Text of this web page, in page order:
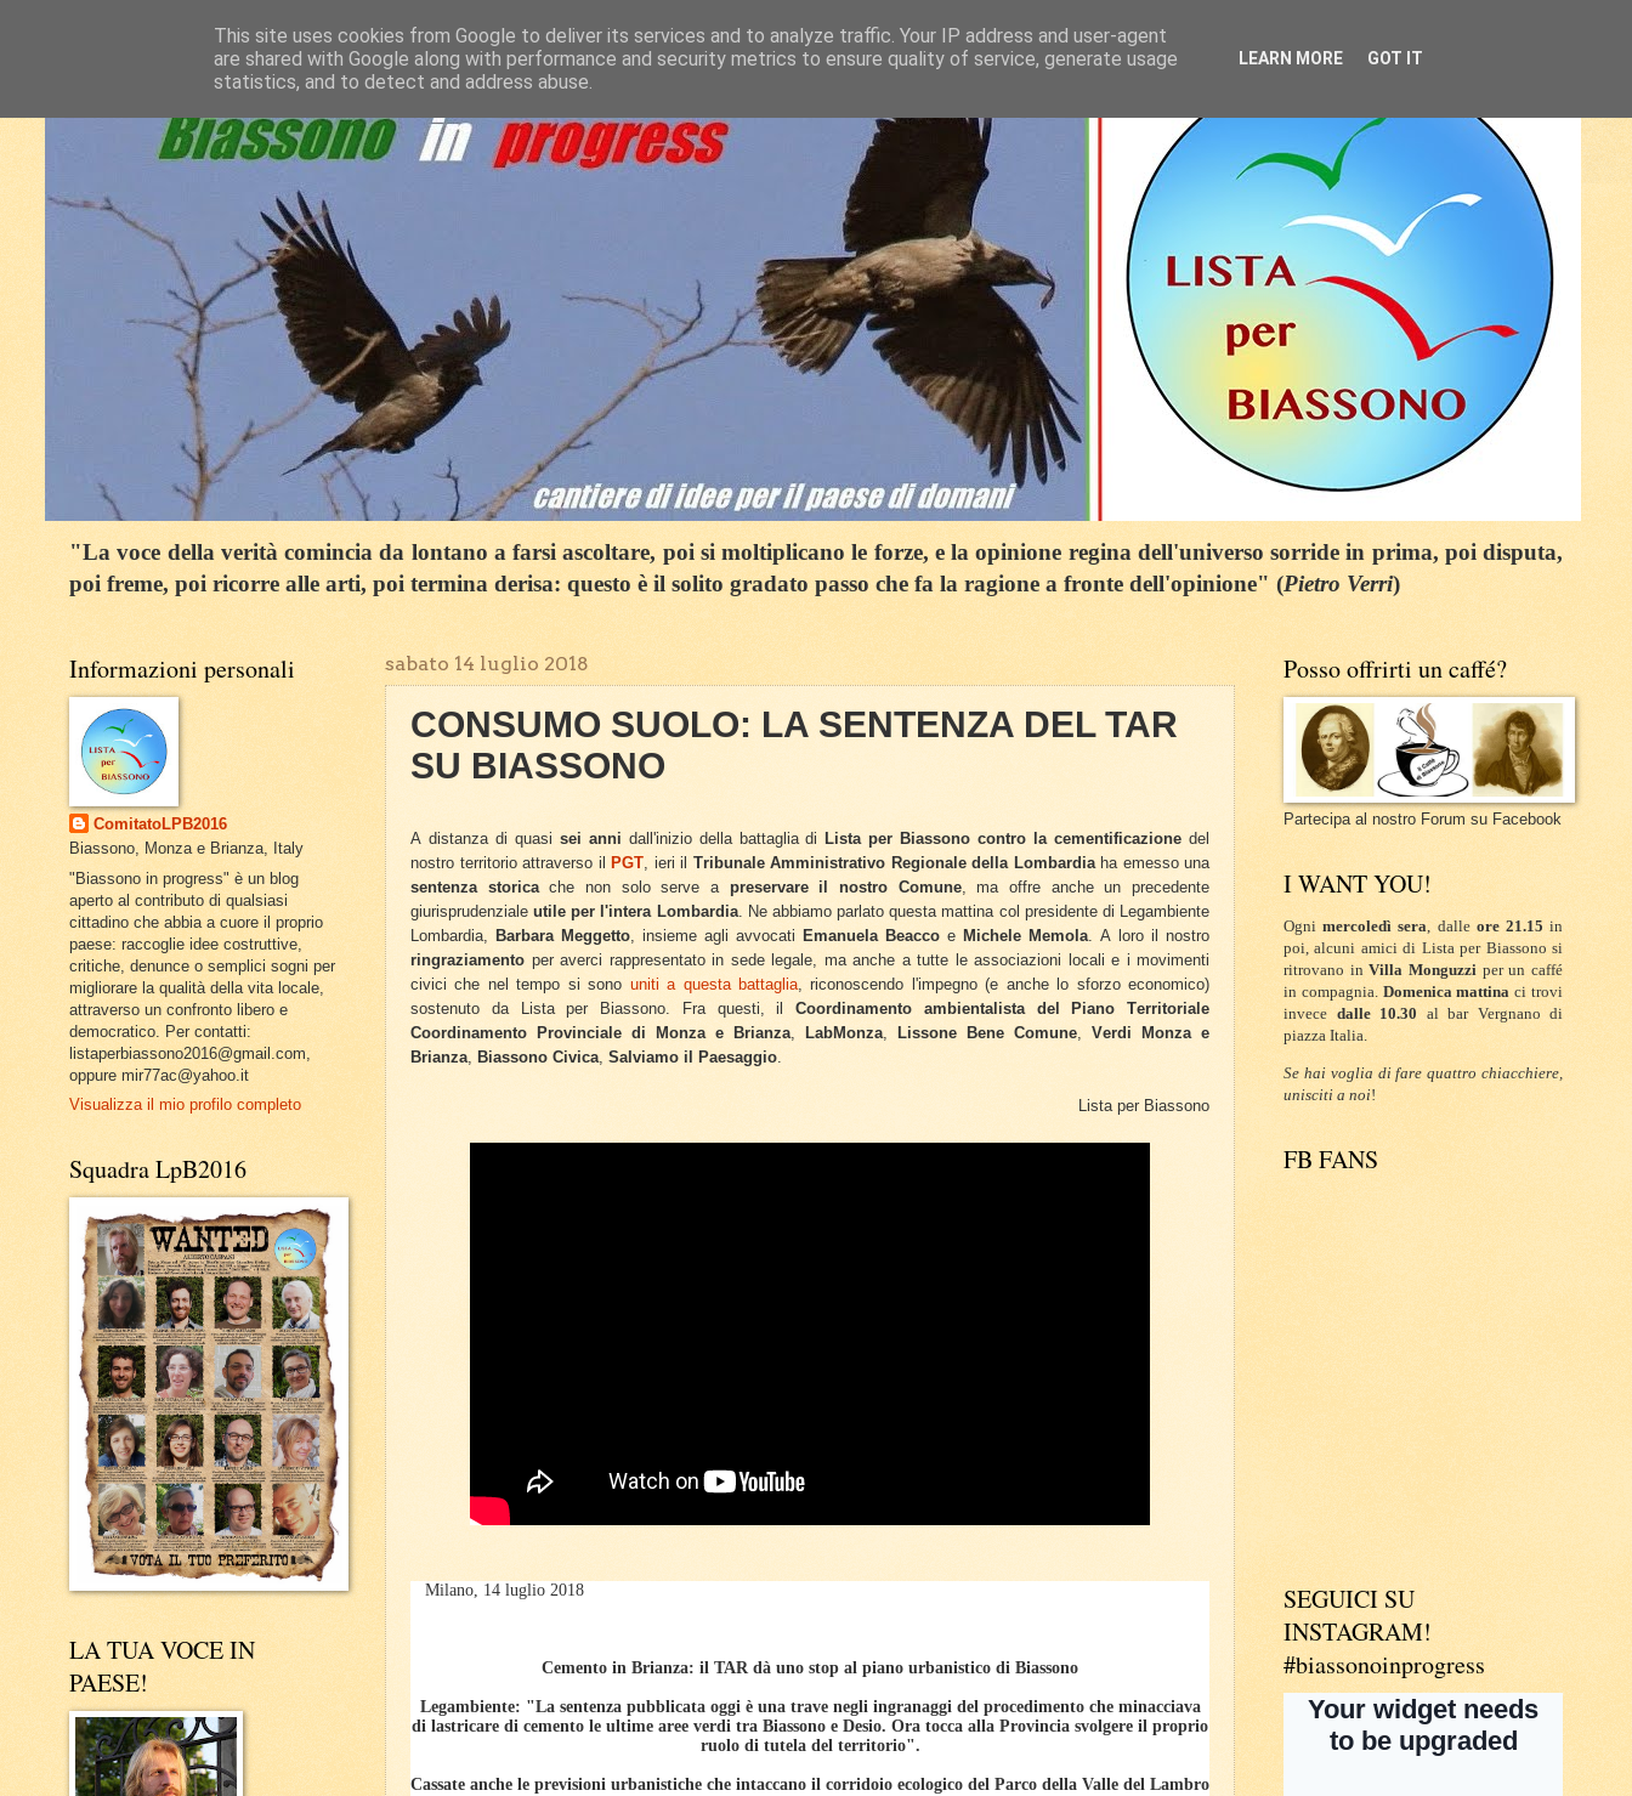
"La voce della verità comincia da lontano a farsi ascoltare, poi si moltiplicano le forze, e la opinione regina dell'universo sorride in prima, poi disputa,
poi freme, poi ricorre alle arti, poi termina derisa: questo è il solito gradato passo che fa la ragione a fronte dell'opinione" (Pietro Verri)
sabato 14 luglio 2018
CONSUMO SUOLO: LA SENTENZA DEL TAR
SU BIASSONO
A distanza di quasi sei anni dall'inizio della battaglia diLista per Biassono contro la cementificazione del
nostro territorio attraverso il PGT , ieri il Tribunale Amministrativo Regionale della Lombardiaha emesso una
sentenza storicache non solo serve a preservare il nostro Comune, ma offre anche un precedente
giurisprudenzialeutile per l'intera Lombardia. Ne abbiamo parlato questa mattina col presidente di Legambiente
Lombardia, Barbara Meggetto , insieme agli avvocati Emanuela Beacco e Michele Memola . A loro il nostro
ringraziamento per averci rappresentato in sede legale, ma anche a tutte le associazioni locali e i movimenti
civici che nel tempo si sono uniti a questa battaglia, riconoscendo l'impegno (e anche lo sforzo economico)
sostenuto da Lista per Biassono. Fra questi, il Coordinamento ambientalista del Piano Territoriale
Coordinamento Provinciale di Monza e Brianza
LabMonza Lissone Bene Comune
Verdi Monza e
Brianza Biassono Civica Salviamo il Paesaggio
Lista per Biassono
Milano, 14 luglio 2018
Cemento in Brianza: il TAR dà uno stop al piano urbanistico di Biassono
Legambiente: "La sentenza pubblicata oggi è una trave negli ingranaggi del procedimento che minacciava
di lastricare di cemento le ultime aree verdi tra Biassono e Desio. Ora tocca alla Provincia svolgere il proprio
ruolo di tutela del territorio".
Cassate anche le previsioni urbanistiche che intaccano il corridoio ecologico del Parco della Valle del Lambro
Informazioni personali
ComitatoLPB2016
Biassono, Monza e Brianza, Italy
"Biassono in progress" è un blog
aperto al contributo di qualsiasi
cittadino che abbia a cuore il proprio
paese: raccoglie idee costruttive,
critiche, denunce o semplici sogni per
migliorare la qualità della vita locale,
attraverso un confronto libero e
democratico. Per contatti:
listaperbiassono2016@gmail.com,
oppure mir77ac@yahoo.it
Visualizza il mio profilo completo
Squadra LpB2016
LA TUA VOCE IN
PAESE!
Posso offrirti un caffé?
Partecipa al nostro Forum su Facebook
I WANT YOU!
Ognimercoledì sera , dalle ore 21.15 in
poi, alcuni amici di Lista per Biassono si
ritrovano inVilla Monguzzi per un caffé
in compagnia. Domenica mattina ci trovi
invece dalle 10.30 al bar Vergnano di
piazza Italia.
Se hai voglia di fare quattro chiacchiere,
unisciti a noi!
FB FANS
SEGUICI SU
INSTAGRAM!
#biassonoinprogress
This site uses cookies from Google to deliver its services and to analyze traffic. Your IP address and user-agent
are shared with Google along with performance and security metrics to ensure quality of service, generate usage
statistics, and to detect and address abuse.
LEARN MORE GOT IT